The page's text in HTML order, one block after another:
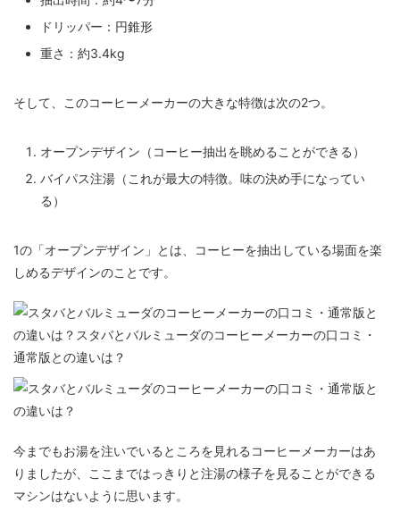
ドリッパー：円錐形
重さ：約3.4kg
そして、このコーヒーメーカーの大きな特徴は次の2つ。
オープンデザイン（コーヒー抽出を眺めることができる）
バイパス注湯（これが最大の特徴。味の決め手になってい
る）
1の「オープンデザイン」とは、コーヒーを抽出している場面を楽
しめるデザインのことです。
今までもお湯を注いでいるところを見れるコーヒーメーカーはあ
りましたが、ここまではっきりと注湯の様子を見ることができる
マシンはないように思います。